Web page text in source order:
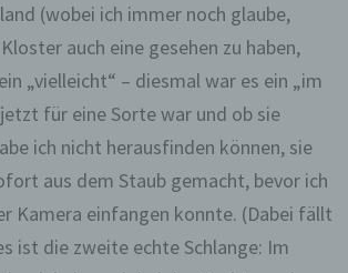
(wobei ich immer noch glaube,
auch eine gesehen zu haben,
„vielleicht“ – diesmal war es ein „im
für eine Sorte war und ob sie
ich nicht herausfinden können, sie
aus dem Staub gemacht, bevor ich
Kamera einfangen konnte. (Dabei fällt
ist die zweite echte Schlange: Im